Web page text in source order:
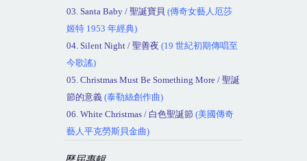
03. Santa Baby / 聖誕寶貝 (傳奇女藝人厄莎
姬特 1953 年經典)
04. Silent Night / 聖善夜 (19 世紀初期傳唱至
今歌謠)
05. Christmas Must Be Something More / 聖誕
節的意義 (泰勒絲創作曲)
06. White Christmas / 白色聖誕節 (美國傳奇
藝人平克勞斯貝金曲)